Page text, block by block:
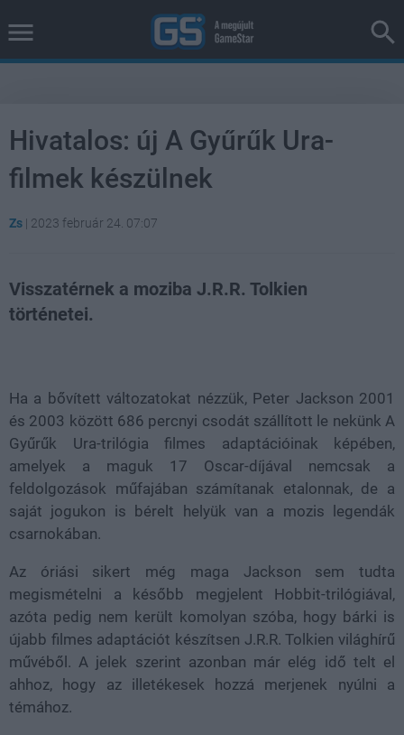
Hivatalos: új A Gyűrűk Ura-
filmek készülnek
Zs | 2023 február 24. 07:07
Visszatérnek a moziba J.R.R. Tolkien
történetei.
Ha a bővített változatokat nézzük, Peter Jackson 2001
és 2003 között 686 percnyi csodát szállított le nekünk A
Gyűrűk Ura-trilógia filmes adaptációinak képében,
amelyek a maguk 17 Oscar-díjával nemcsak a
feldolgozások műfajában számítanak etalonnak, de a
saját jogukon is bérelt helyük van a mozis legendák
csarnokában.
Az óriási sikert még maga Jackson sem tudta
megismételni a később megjelent Hobbit-trilógiával,
azóta pedig nem került komolyan szóba, hogy bárki is
újabb filmes adaptációt készítsen J.R.R. Tolkien világhírű
művéből. A jelek szerint azonban már elég idő telt el
ahhoz, hogy az illetékesek hozzá merjenek nyúlni a
témához.